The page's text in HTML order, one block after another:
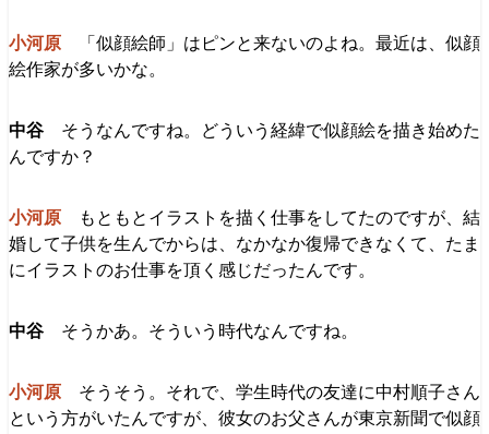
「似顔絵師」はピンと来ないのよね。最近は、似顔
絵作家が多いかな。
そうなんですね。どういう経緯で似顔絵を描き始めた
んですか？
もともとイラストを描く仕事をしてたのですが、結
婚して子供を生んでからは、なかなか復帰できなくて、たま
にイラストのお仕事を頂く感じだったんです。
そうかあ。そういう時代なんですね。
そうそう。それで、学生時代の友達に中村順子さん
という方がいたんですが、彼女のお父さんが東京新聞で似顔